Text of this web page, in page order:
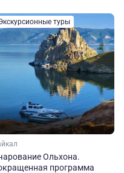
туры
Ольхона.
программа